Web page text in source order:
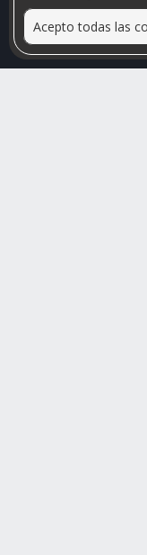
Acepto todas las
Relacionamos